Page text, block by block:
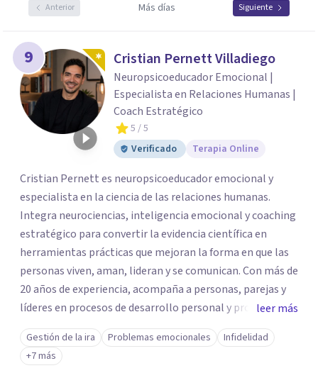
Anterior Más días Siguiente
9 Cristian Pernett Villadiego
Neuropsicoeducador Emocional |
Especialista en Relaciones Humanas |
Coach Estratégico
5 / 5
Verificado
Terapia Online
Cristian Pernett es neuropsicoeducador emocional y
especialista en la ciencia de las relaciones humanas.
Integra neurociencias, inteligencia emocional y coaching
estratégico para convertir la evidencia científica en
herramientas prácticas que mejoran la forma en que las
personas viven, aman, lideran y se comunican. Con más de
20 años de experiencia, acompaña a personas, parejas y
líderes en procesos de desarrollo personal y profesional.
Su trabajo se centra en la regulación emocional, las
relaciones de pareja, la comunicación efectiva y el
liderazgo consciente. Su metodología combina
leer más
Gestión de la ira Problemas emocionales
Infidelidad
+7 más